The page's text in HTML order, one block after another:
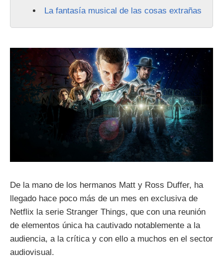
La fantasía musical de las cosas extrañas
De la mano de los hermanos Matt y Ross Duffer, ha
llegado hace poco más de un mes en exclusiva de
Netflix la serie Stranger Things, que con una reunión
de elementos única ha cautivado notablemente a la
audiencia, a la crítica y con ello a muchos en el sector
audiovisual.